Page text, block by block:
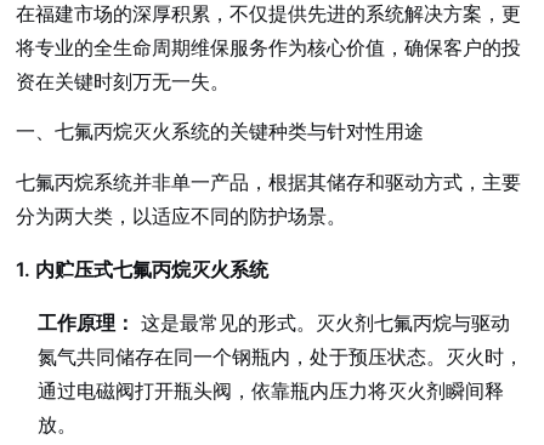
在福建市场的深厚积累，不仅提供先进的系统解决方案，更
将专业的全生命周期维保服务作为核心价值，确保客户的投
资在关键时刻万无一失。
一、七氟丙烷灭火系统的关键种类与针对性用途
七氟丙烷系统并非单一产品，根据其储存和驱动方式，主要
分为两大类，以适应不同的防护场景。
1. 内贮压式七氟丙烷灭火系统
工作原理： 这是最常见的形式。灭火剂七氟丙烷与驱动
氮气共同储存在同一个钢瓶内，处于预压状态。灭火时，
通过电磁阀打开瓶头阀，依靠瓶内压力将灭火剂瞬间释
放。